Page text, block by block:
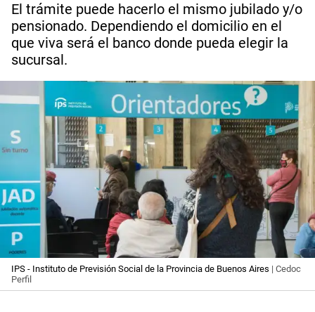
El trámite puede hacerlo el mismo jubilado y/o
pensionado. Dependiendo el domicilio en el
que viva será el banco donde pueda elegir la
sucursal.
IPS - Instituto de Previsión Social de la Provincia de Buenos Aires | Cedoc
Perfil